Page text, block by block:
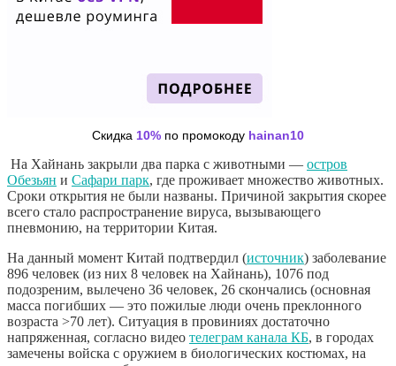
Скидка 10% по промокоду hainan10
На Хайнань закрыли два парка с животными — остров
Обезьян и Сафари парк, где проживает множество животных.
Сроки открытия не были названы. Причиной закрытия скорее
всего стало распространение вируса, вызывающего
пневмонию, на территории Китая.
На данный момент Китай подтвердил (источник) заболевание
896 человек (из них 8 человек на Хайнань), 1076 под
подозреним, вылечено 36 человек, 26 скончались (основная
масса погибших — это пожилые люди очень преклонного
возраста >70 лет). Ситуация в провиниях достаточно
напряженная, согласно видео телеграм канала КБ, в городах
замечены войска с оружием в биологических костюмах, на